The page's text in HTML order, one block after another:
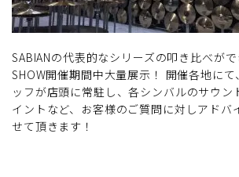
SABIANの代表的なシリーズの叩き比べがで
SHOW開催期間中大量展示！ 開催各地にて
ッフが店頭に常駐し、各シンバルのサウン
イントなど、お客様のご質問に対しアドバ
せて頂きます！